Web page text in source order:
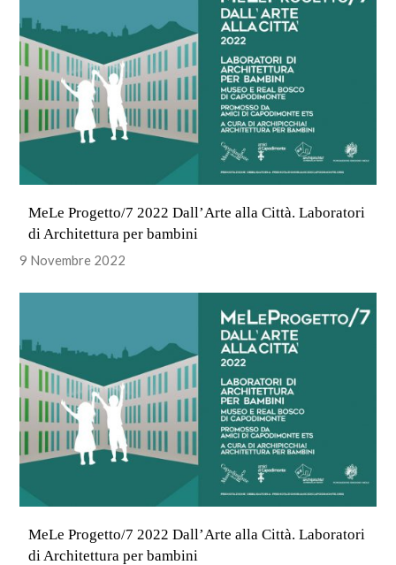
MeLe Progetto/7 2022 Dall’Arte alla Città. Laboratori
di Architettura per bambini
9 Novembre 2022
MeLe Progetto/7 2022 Dall’Arte alla Città. Laboratori
di Architettura per bambini